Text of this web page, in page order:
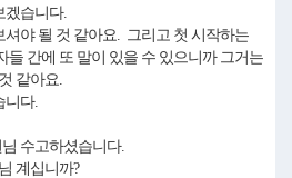
겠습니다.
셔야 될 것 같아요. 그리고 첫 시작하는
들 간에 또 말이 있을 수 있으니까 그거는
같아요.
니다.
수고하셨습니다.
계십니까?